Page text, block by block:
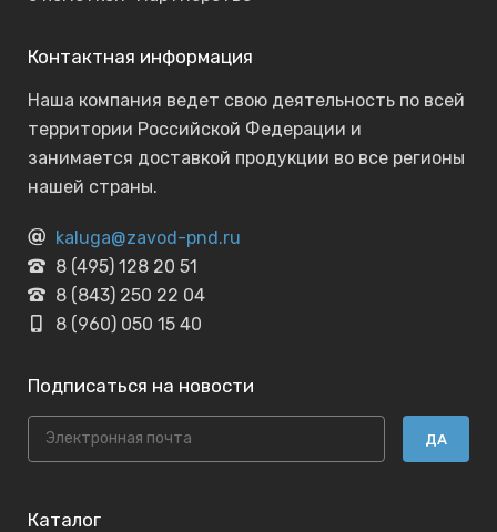
Контактная информация
Наша компания ведет свою деятельность по всей
территории Российской Федерации и
занимается доставкой продукции во все регионы
нашей страны.
kaluga@zavod-pnd.ru
8 (495) 128 20 51
8 (843) 250 22 04
8 (960) 050 15 40
Подписаться на новости
ДА
Каталог